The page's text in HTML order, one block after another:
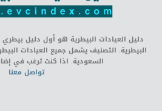
دليل العيادات البيطرية هو أول دليل
البيطرية. التصنيف يشمل جميع العيادات
السعودية. اذا كنت ترغب في
تواصل معنا